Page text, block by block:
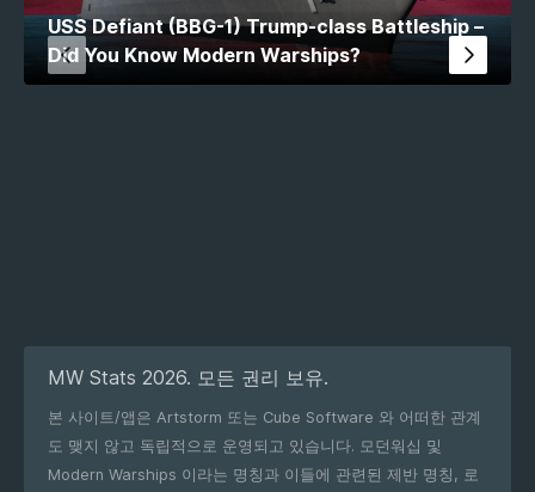
USS Defiant (BBG-1) Trump-class Battleship –
Did You Know Modern Warships?
MW Stats 2026. 모든 권리 보유.
본 사이트/앱은 Artstorm 또는 Cube Software 와 어떠한 관계
도 맺지 않고 독립적으로 운영되고 있습니다. 모던워십 및
Modern Warships 이라는 명칭과 이들에 관련된 제반 명칭, 로